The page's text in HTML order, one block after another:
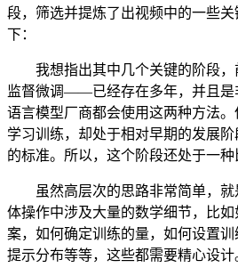
段，筛选并提炼了出视频中的一些
下：
我想指出其中几个关键的阶段
监督微调——已经存在多年，并且是
语言模型厂商都会使用这两种方法
学习训练，却处于相对早期的发展
的标准。所以，这个阶段还处于一种
虽然高层次的思路非常简单，就
体操作中涉及大量的数学细节，比
案，如何确定训练的量，如何设置
提示分布等等，这些都需要精心设计